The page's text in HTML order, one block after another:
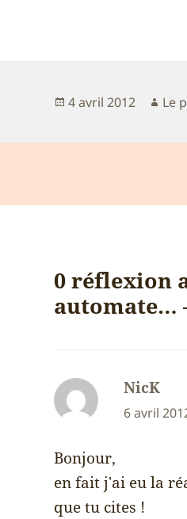
Publié
4 avril 2012 Le
0 réflexion
automate…
NicK
6 avril
Bonjour,
en fait j'ai eu la
que tu cites !